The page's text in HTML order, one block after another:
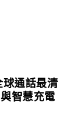
通話最清
智慧充電